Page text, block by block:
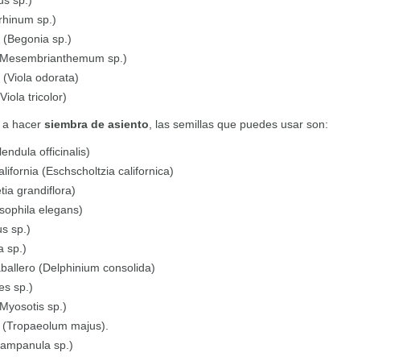
sp.)
sp.)
sp.)
odorata)
tricolor)
a hacer siembra de asiento , las semillas que puedes usar son:
officinalis)
(Eschscholtzia californica)
grandiflora)
elegans)
sp.)
sp.)
(Delphinium consolida)
sp.)
sp.)
majus).
sp.)